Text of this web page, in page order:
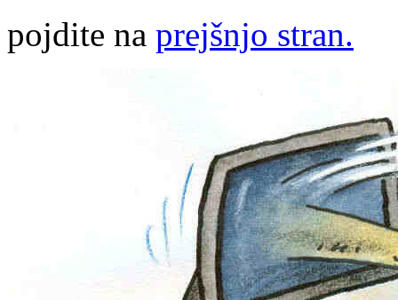
pojdite na prejšnjo stran.